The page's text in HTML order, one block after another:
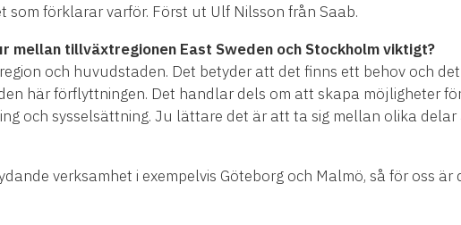
förklarar varför. Först ut Ulf Nilsson från Saab.
tillväxtregionen East Sweden och Stockholm viktigt?
och huvudstaden. Det betyder att det finns ett behov och
här förflyttningen. Det handlar dels om att skapa möjligheter
och sysselsättning. Ju lättare det är att ta sig mellan olika delar
verksamhet i exempelvis Göteborg och Malmö, så för oss är